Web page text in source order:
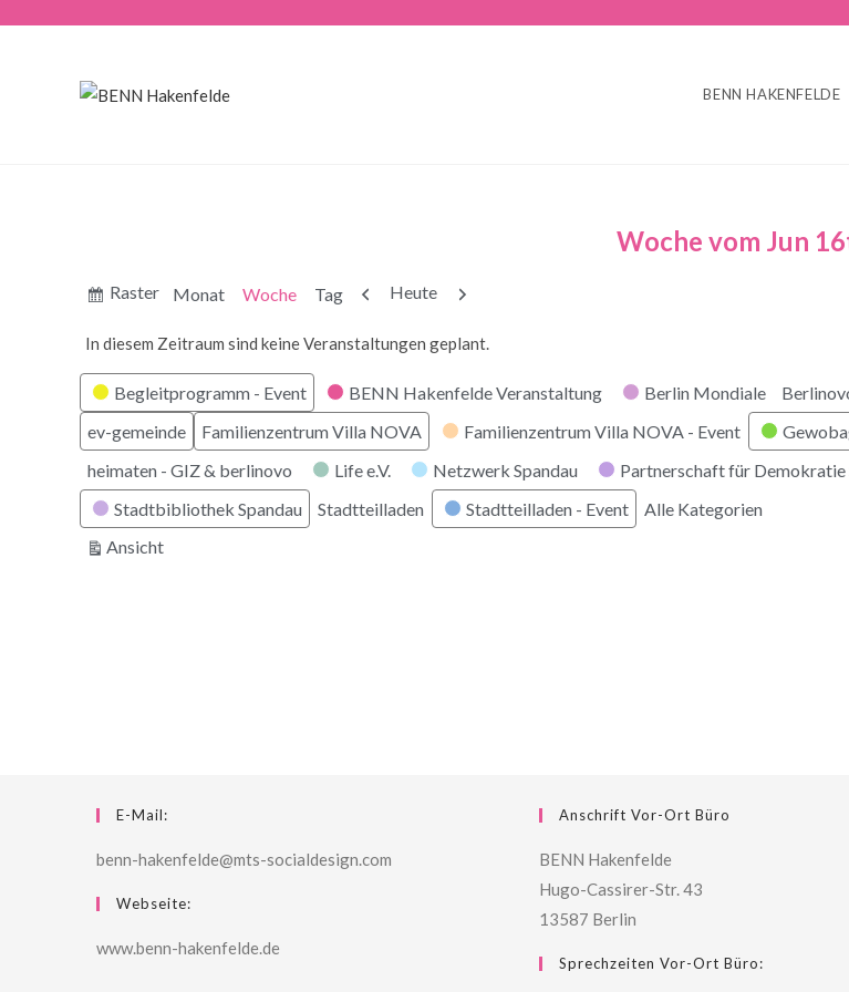
BENN HAKENFELDE
Woche vom Jun
Anzeigen
Raster Monat Woche Tag Zurück
Heute Weiter
In diesem Zeitraum sind keine Veranstaltungen geplant.
Kategorien
Begleitprogramm - Event BENN Hakenfelde Veranstaltung Berlin Mondiale
ev-gemeinde
Familienzentrum Villa NOVA Familienzentrum Villa NOVA - Event
heimaten - GIZ & berlinovo
Life e.V. Netzwerk Spandau Partnerschaft für Demokratie
Stadtbibliothek Spandau
Stadtteilladen Stadtteilladen - Event
Alle Kategorien
Ansichtausdrucken
E-Mail:
benn-hakenfelde@mts-socialdesign.com
Webseite:
www.benn-hakenfelde.de
Anschrift Vor-Ort Büro
BENN Hakenfelde
Hugo-Cassirer-Str. 43
13587 Berlin
Sprechzeiten Vor-Ort Büro: